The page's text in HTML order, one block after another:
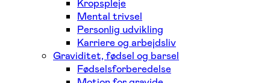
Kropspleje
Mental trivsel
Personlig udvikling
Karriere og arbejdsliv
Graviditet, fødsel og barsel
Fødselsforberedelse